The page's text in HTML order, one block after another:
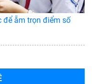
để ẵm trọn điểm số